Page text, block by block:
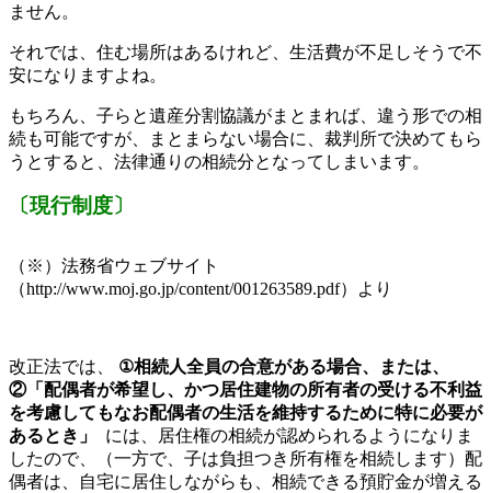
ません。
それでは、住む場所はあるけれど、生活費が不足しそうで不
安になりますよね。
もちろん、子らと遺産分割協議がまとまれば、違う形での相
続も可能ですが、まとまらない場合に、裁判所で決めてもら
うとすると、法律通りの相続分となってしまいます。
〔現行制度〕
（※）法務省ウェブサイト
（http://www.moj.go.jp/content/001263589.pdf）より
改正法では、
①相続人全員の合意がある場合、または、
②「配偶者が希望し、かつ居住建物の所有者の受ける不利益
を考慮してもなお配偶者の生活を維持するために特に必要が
あるとき」
には、居住権の相続が認められるようになりま
したので、（一方で、子は負担つき所有権を相続します）配
偶者は、自宅に居住しながらも、相続できる預貯金が増える